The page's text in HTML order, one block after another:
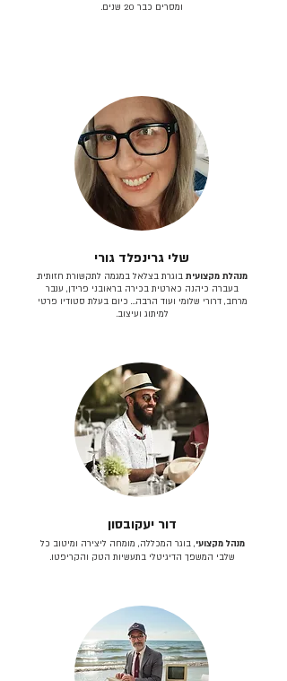
ומסרים כבר 20 שנים.
שלי גרינפלד גורי
מנהלת מקצועית בוגרת בצלאל במגמה לתקשורת חזותית.
בעברה כיהנה כארטית בכירה בראובני פרידן, ענבר
מרחב, דרורי שלומי ועוד הרבה… כיום בעלת סטודיו פרטי
למיתוג ועיצוב.
דור יעקובסון
מנהל מקצועי, בוגר המכללה, מומחה ליצירה ומיטוב כל
שלבי המשפך הדיגיטלי בתעשיות הטק והקריפטו.